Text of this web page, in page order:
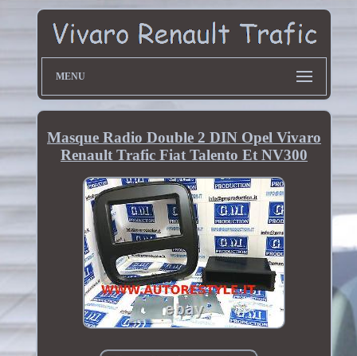
MENU
Masque Radio Double 2 DIN Opel Vivaro
Renault Trafic Fiat Talento Et NV300